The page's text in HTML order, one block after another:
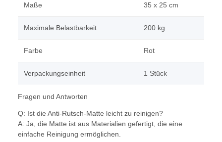
Maße 35 x 25 cm
Maximale Belastbarkeit 200 kg
Farbe Rot
Verpackungseinheit 1 Stück
Fragen und Antworten
Q: Ist die Anti-Rutsch-Matte leicht zu reinigen?
A: Ja, die Matte ist aus Materialien gefertigt, die eine
einfache Reinigung ermöglichen.